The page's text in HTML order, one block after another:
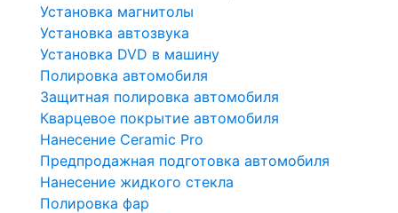
Установка магнитолы
Установка автозвука
Установка DVD в машину
Полировка автомобиля
Защитная полировка автомобиля
Кварцевое покрытие автомобиля
Нанесение Ceramic Pro
Предпродажная подготовка автомобиля
Нанесение жидкого стекла
Полировка фар